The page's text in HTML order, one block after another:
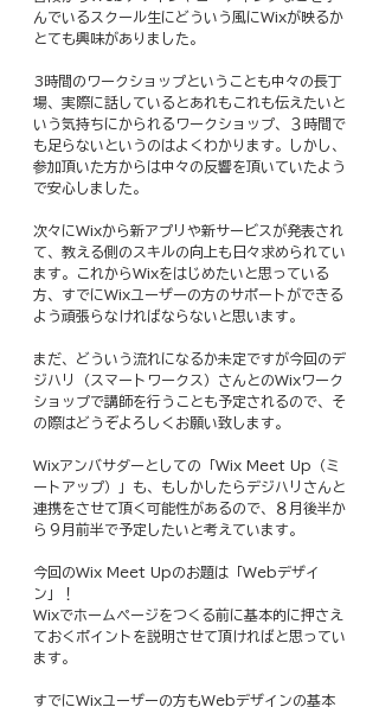
んでいるスクール生にどういう風にWixが映るか
とても興味がありました。
3時間のワークショップということも中々の長丁
場、実際に話しているとあれもこれも伝えたいと
いう気持ちにかられるワークショップ、３時間で
も足らないというのはよくわかります。しかし、
参加頂いた方からは中々の反響を頂いていたよう
で安心しました。
次々にWixから新アプリや新サービスが発表され
て、教える側のスキルの向上も日々求められてい
ます。これからWixをはじめたいと思っている
方、すでにWixユーザーの方のサポートができる
よう頑張らなければならないと思います。
まだ、どういう流れになるか未定ですが今回のデ
ジハリ（スマートワークス）さんとのWixワーク
ショップで講師を行うことも予定されるので、そ
の際はどうぞよろしくお願い致します。
Wixアンバサダーとしての「Wix Meet Up（ミ
ートアップ）」も、もしかしたらデジハリさんと
連携をさせて頂く可能性があるので、８月後半か
ら９月前半で予定したいと考えています。
今回のWix Meet Upのお題は「Webデザイ
ン」！
Wixでホームページをつくる前に基本的に押さえ
ておくポイントを説明させて頂ければと思ってい
ます。
すでにWixユーザーの方もWebデザインの基本